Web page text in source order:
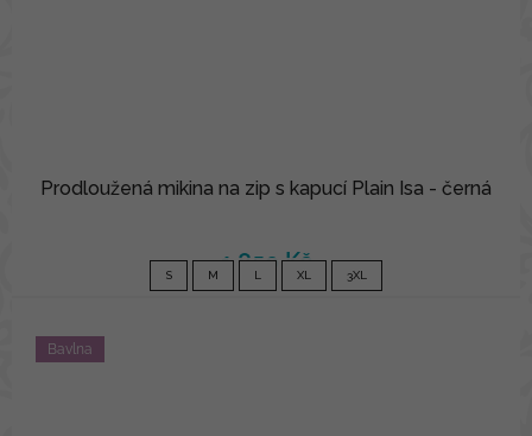
Prodloužená mikina na zip s kapucí Plain Isa - černá
1 850 Kč
S M L XL 3XL
Bavlna